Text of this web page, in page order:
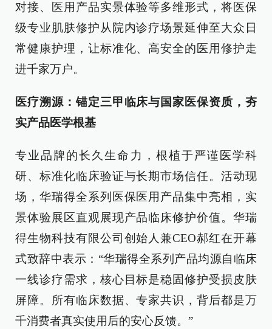
对接、医用产品实景体验等多维形式，将医保
级专业肌肤修护从院内诊疗场景延伸至大众日
常健康护理，让标准化、高安全的医用修护走
进千家万户。
医疗溯源：锚定三甲临床与国家医保资质，夯
实产品医学根基
专业品牌的长久生命力，根植于严谨医学科
研、标准化临床验证与长期市场信任。活动现
场，华瑞得全系列医保医用产品集中亮相，实
景体验展区直观展现产品临床修护价值。华瑞
得生物科技有限公司创始人兼CEO郝红在开幕
式致辞中表示：“华瑞得全系列产品均源自临床
一线诊疗需求，核心目标是稳固修护受损皮肤
屏障。所有临床数据、专家共识，背后都是万
千消费者真实使用后的安心反馈。”